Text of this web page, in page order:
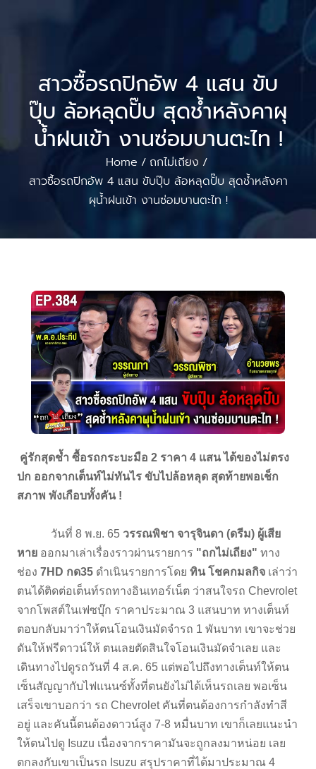
สาวซื้อรถปิกอัพ 4 แสน ขับ
ปุ๊บ ล้อหลุดปั๊บ สุดช้ำหลังคาผุ
น้ำฝนเข้า งานซ่อมบานตะไท !
Home / ถกไม่เถียง /
สาวซื้อรถปิกอัพ 4 แสน ขับปุ๊บ ล้อหลุดปั๊บ สุดช้ำหลังคา
ผุน้ำฝนเข้า งานซ่อมบานตะไท !
คู่รักสุดช้ำ ซื้อรถกระบะมือ 2 ราคา 4 แสน ได้ของไม่ตรง
ปก ออกจากเต็นท์ไม่ทันไร ขับไปล้อหลุด สุดท้ายพอเช็ก
สภาพ พังเกือบทั้งคัน !
วันที่ 8 พ.ย. 65 วรรณพิชา จารุจินดา (ดรีม) ผู้เสีย
หาย ออกมาเล่าเรื่องราวผ่านรายการ "ถกไม่เถียง" ทาง
ช่อง 7HD กด35 ดำเนินรายการโดย ทิน โชคกมลกิจ เล่าว่า
ตนได้ติดต่อเต็นท์รถทางอินเทอร์เน็ต ว่าสนใจรถ Chevrolet
จากโพสต์ในเฟซบุ๊ก ราคาประมาณ 3 แสนบาท ทางเต็นท์
ตอบกลับมาว่าให้ตนโอนเงินมัดจำรถ 1 พันบาท เขาจะช่วย
ดันให้ฟรีดาวน์ให้ ตนเลยตัดสินใจโอนเงินมัดจำเลย และ
เดินทางไปดูรถวันที่ 4 ส.ค. 65 แต่พอไปถึงทางเต็นท์ให้ตน
เซ็นสัญญากับไฟแนนซ์ทั้งที่ตนยังไม่ได้เห็นรถเลย พอเซ็น
เสร็จเขาบอกว่า รถ Chevrolet คันที่ตนต้องการกำลังทำสี
อยู่ และคันนี้ตนต้องดาวน์สูง 7-8 หมื่นบาท เขาก็เลยแนะนำ
ให้ตนไปดู Isuzu เนื่องจากราคามันจะถูกลงมาหน่อย เลย
ตกลงกับเขาเป็นรถ Isuzu สรุปราคาที่ได้มาประมาณ 4